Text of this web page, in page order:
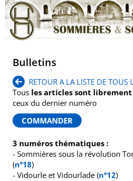
Bulletins
RETOUR A LA LISTE DE TOUS
Tous les articles sont
ceux du dernier numéro
3 numéros thématiques :
- Sommières sous la révolution
(n°18)
- Vidourle et Vidourlade (n°12)